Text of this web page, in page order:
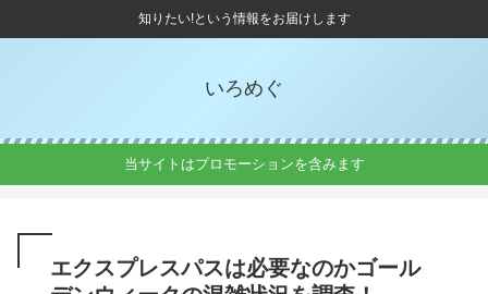
知りたい!という情報をお届けします
いろめぐ
当サイトはプロモーションを含みます
エクスプレスパスは必要なのかゴール